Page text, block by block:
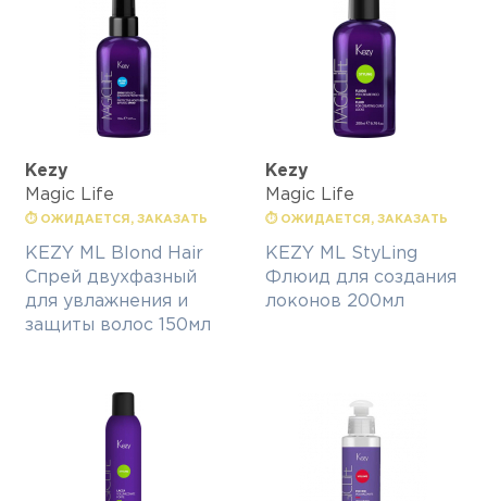
Kezy
Magic Life
⏱ ОЖИДАЕТСЯ, ЗАКАЗАТЬ
KEZY ML Blond Hair
Спрей двухфазный
для увлажнения и
защиты волос 150мл
Kezy
Magic Life
⏱ ОЖИДАЕТСЯ, ЗАКАЗАТЬ
KEZY ML StyLing
Флюид для создания
локонов 200мл